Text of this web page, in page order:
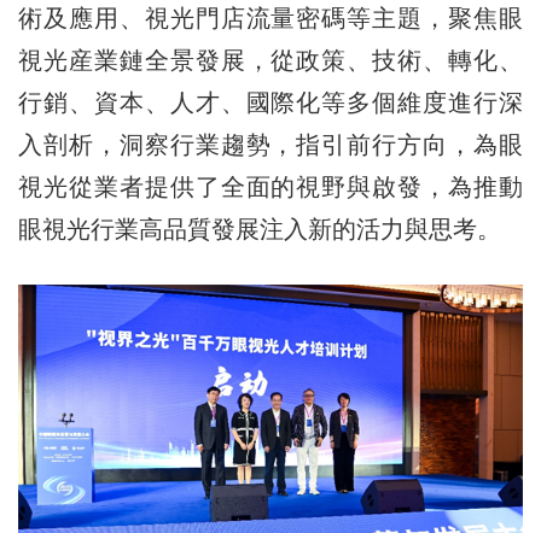
術及應用、視光門店流量密碼等主題，聚焦眼
視光産業鏈全景發展，從政策、技術、轉化、
行銷、資本、人才、國際化等多個維度進行深
入剖析，洞察行業趨勢，指引前行方向，為眼
視光從業者提供了全面的視野與啟發，為推動
眼視光行業高品質發展注入新的活力與思考。